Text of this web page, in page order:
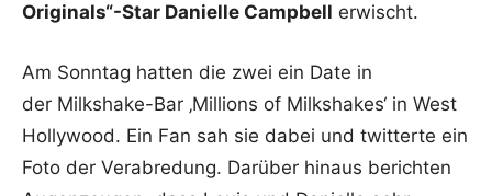
Originals“-Star Danielle Campbell erwischt.
Am Sonntag hatten die zwei ein Date in
der Milkshake-Bar ‚Millions of Milkshakes‘ in West
Hollywood. Ein Fan sah sie dabei und twitterte ein
Foto der Verabredung. Darüber hinaus berichten